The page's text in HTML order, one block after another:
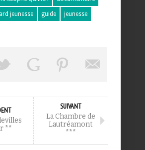
jeunesse guide jeunesse
**
SUIVANT
La Chambre de
Lautréamont
***